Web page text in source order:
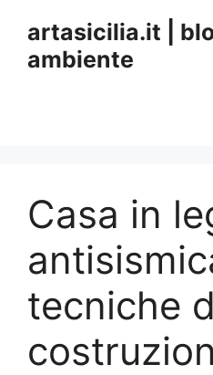
contenuto
artasicilia.it |
ambiente
Casa in
tecniche